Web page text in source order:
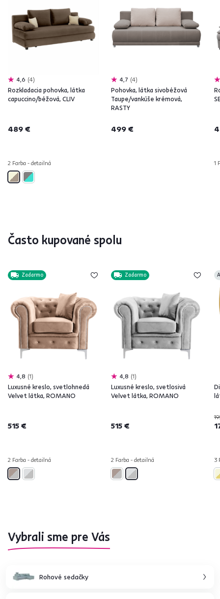
4,6 4
Rozkladacia pohovka, látka
capuccino/béžová, CLIV
489 €
2 Farba - detailná
4,7 4
Pohovka, látka sivobéžová
Taupe/vankúše krémová,
RASTY
499 €
1
Často kupované spolu
Zadarmo
4,8 1
Luxusné kreslo, svetlohnedá
Velvet látka, ROMANO
515 €
2 Farba - detailná
Zadarmo
4,8 1
Luxusné kreslo, svetlosivá
Velvet látka, ROMANO
515 €
2 Farba - detailná 3
Vybrali sme pre Vás
Rohové sedačky